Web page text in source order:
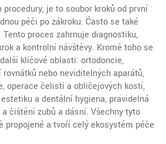
procedury, je to soubor kroků od první
péči po zákroku. Často se také
. Tento proces zahrnuje diagnostiku,
a kontrolní návštěvy. Kromě toho se
klíčové oblasti: ortodoncie,
nebo neviditelných aparátů,
,operace čelistí a obličejových kostí,
a dentální hygiena, pravidelná
čištění zubů a dásní. Všechny tyto
propojené a tvoří celý ekosystém péče